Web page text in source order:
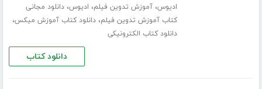
ادیوس،آموزش تدوین فیلم، ادیوس،دانلود مجانی
کتاب آموزش تدوین فیلم،دانلود کتاب آموزش میکس،
دانلود کتاب الکترونیکی
دانلود کتاب